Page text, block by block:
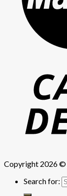
Copyright 2026 ©
Search for: